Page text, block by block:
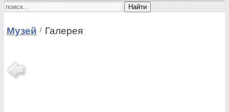
Найти
Музей Галерея